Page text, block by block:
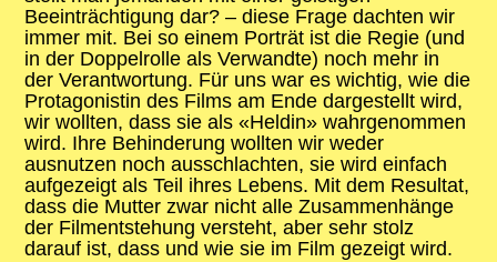
Beeinträchtigung dar? – diese Frage dachten wir
immer mit. Bei so einem Porträt ist die Regie (und
in der Doppelrolle als Verwandte) noch mehr in
der Verantwortung. Für uns war es wichtig, wie die
Protagonistin des Films am Ende dargestellt wird,
wir wollten, dass sie als «Heldin» wahrgenommen
wird. Ihre Behinderung wollten wir weder
ausnutzen noch ausschlachten, sie wird einfach
aufgezeigt als Teil ihres Lebens. Mit dem Resultat,
dass die Mutter zwar nicht alle Zusammenhänge
der Filmentstehung versteht, aber sehr stolz
darauf ist, dass und wie sie im Film gezeigt wird.